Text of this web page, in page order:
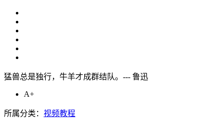
猛兽总是独行，牛羊才成群结队。--- 鲁迅
A+
所属分类： 视频教程